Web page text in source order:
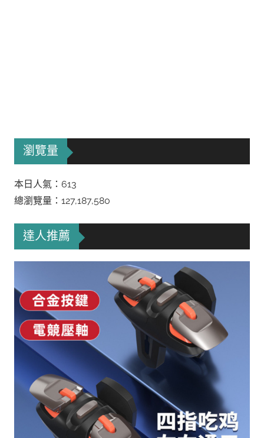
瀏覽量
本日人氣：613
總瀏覽量：127,187,580
達人推薦